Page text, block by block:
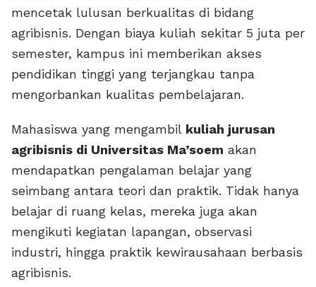
mencetak lulusan berkualitas di bidang
agribisnis. Dengan biaya kuliah sekitar 5 juta per
semester, kampus ini memberikan akses
pendidikan tinggi yang terjangkau tanpa
mengorbankan kualitas pembelajaran.
Mahasiswa yang mengambil kuliah jurusan
agribisnis di Universitas Ma’soem akan
mendapatkan pengalaman belajar yang
seimbang antara teori dan praktik. Tidak hanya
belajar di ruang kelas, mereka juga akan
mengikuti kegiatan lapangan, observasi
industri, hingga praktik kewirausahaan berbasis
agribisnis.